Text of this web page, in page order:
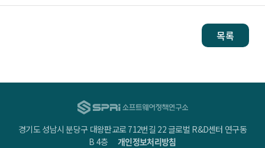
목록
경기도 성남시 분당구 대왕판교로 712번길 22 글로벌 R&D센터 연구동
B 4층개인정보처리방침